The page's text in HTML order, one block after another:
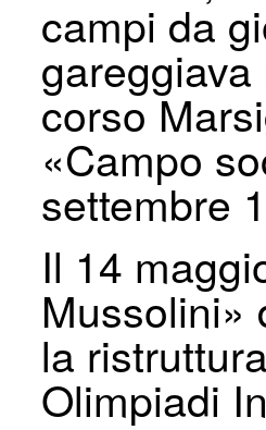
campi da
corso
«Campo
settembre
Il 14
Mussolini»
la
Olimpiadi